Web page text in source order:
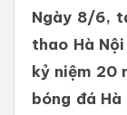
Ngày 8/6,
thao Hà
kỷ niệm 20
bóng đá